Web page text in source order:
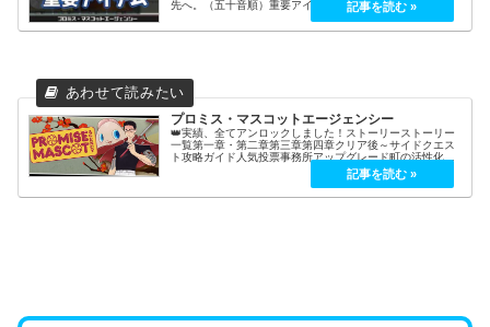
先へ。（五十音順）重要アイテムマスコットお助けアイテ
ムキーアイテムあ行-名称アイドルのレアCDアニメ『トリ
プルガン』DVDセットアニメ...
プロミス・マスコットエージェンシー
👑実績、全てアンロックしました！ストーリーストーリー
一覧第一章・第二章第三章第四章クリア後～サイドクエス
ト攻略ガイド人気投票事務所アップグレード町の活性化ピ
ンキー☆のネイルデザインタスクマスコットジョブジョブ
トラブル下請け街頭演説デリバリー...